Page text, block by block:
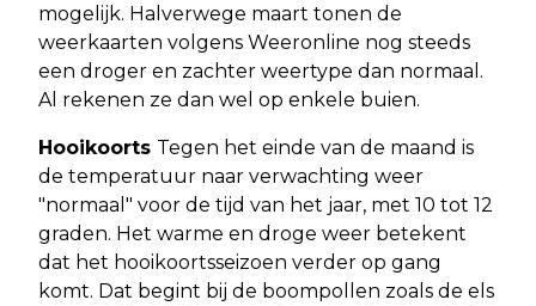
mogelijk. Halverwege maart tonen de
weerkaarten volgens Weeronline nog steeds
een droger en zachter weertype dan normaal.
Al rekenen ze dan wel op enkele buien.
Hooikoorts Tegen het einde van de maand is
de temperatuur naar verwachting weer
"normaal" voor de tijd van het jaar, met 10 tot 12
graden. Het warme en droge weer betekent
dat het hooikoortsseizoen verder op gang
komt. Dat begint bij de boompollen zoals de els